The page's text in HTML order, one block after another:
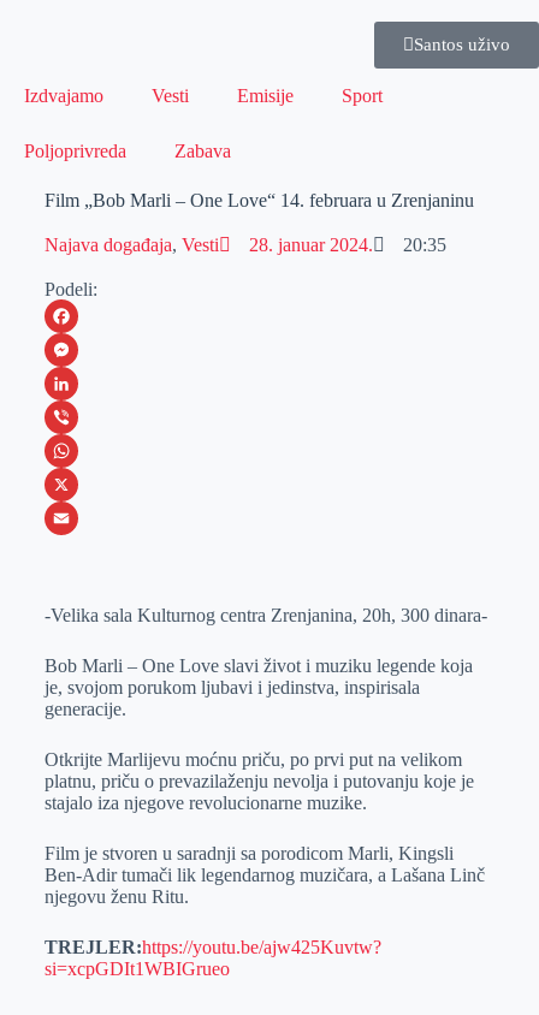
Santos uživo
Izdvajamo Vesti Emisije Sport
Poljoprivreda Zabava
Film „Bob Marli – One Love“ 14. februara u Zrenjaninu
Najava događaja, Vesti 28. januar 2024. 20:35
Podeli:
F
a
c
e
b
o
M
e
s
s
e
e
L
i
n
k
I
V
i
b
W
h
s
p
p
X
a
l
-Velika sala Kulturnog centra Zrenjanina, 20h, 300 dinara-
Bob Marli – One Love slavi život i muziku legende koja
je, svojom porukom ljubavi i jedinstva, inspirisala
generacije.
Otkrijte Marlijevu moćnu priču, po prvi put na velikom
platnu, priču o prevazilaženju nevolja i putovanju koje je
stajalo iza njegove revolucionarne muzike.
Film je stvoren u saradnji sa porodicom Marli, Kingsli
Ben-Adir tumači lik legendarnog muzičara, a Lašana Linč
njegovu ženu Ritu.
TREJLER:https://youtu.be/ajw425Kuvtw?
si=xcpGDIt1WBIGrueo